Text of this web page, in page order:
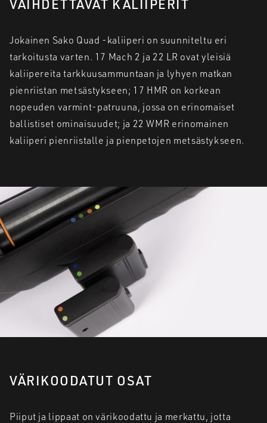
Jokainen Sako Quad -kaliiperi on suunniteltu eri
tarkoitusta varten. 17 Mach 2 ja 22 LR ovat yleisiä
kaliipereita tarkkuusammuntaan ja lyhyen matkan
pienriistan metsästykseen; 17 HMR on korkean
nopeuden varmint-patruuna, jossa on erinomaiset
ballistiset ominaisuudet; ja 22 WMR erinomainen
kaliiperi pienriistalle ja pienpetojen metsästykseen.
VÄRIKOODATUT OSAT
Piiput ja lippaat on värikoodattu ja merkattu, jotta